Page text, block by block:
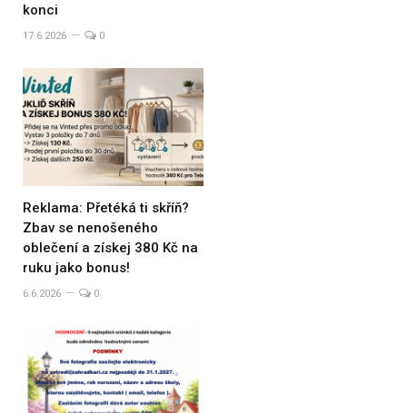
konci
17.6.2026 0
Reklama: Přetéká ti skříň?
Zbav se nenošeného
oblečení a získej 380 Kč na
ruku jako bonus!
6.6.2026 0